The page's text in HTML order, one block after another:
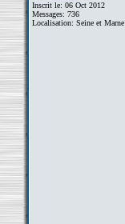
Inscrit le: 06 Oct 2012
Messages: 736
Localisation: Seine et Marne